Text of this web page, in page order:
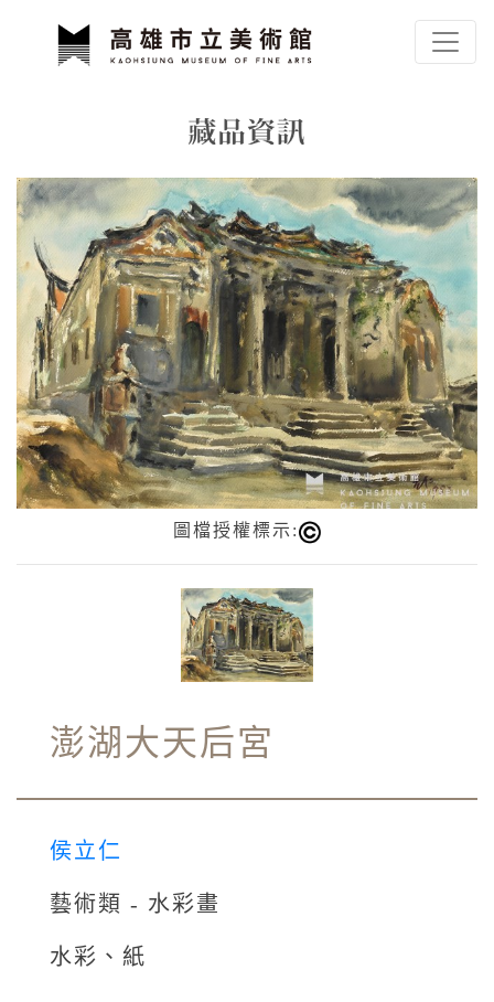
高雄市立美術館
網頁導覽
:::
圖檔授權標示:
澎湖大天后宮
侯立仁
藝術類 - 水彩畫
水彩、紙